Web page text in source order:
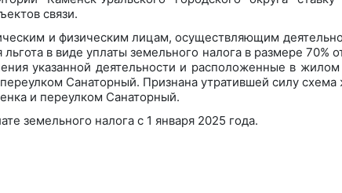
связи.
и физическим лицам, осуществляющим
в виде уплаты земельного налога в размере 70%
указанной деятельности и расположенные в
Санаторный. Признана утратившей силу
и переулком Санаторный.
земельного налога с 1 января 2025 года.